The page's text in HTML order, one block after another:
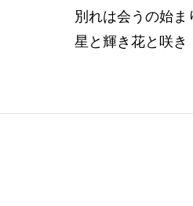
別れは会うの始ま
星と輝き花と咲き